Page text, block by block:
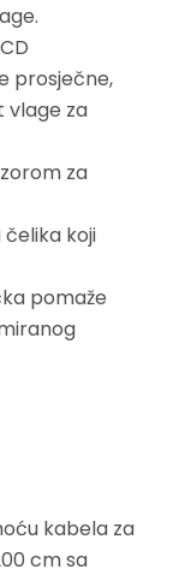
prosječne,
vlage za
za
koji
pomaže
kabela za
cm sa